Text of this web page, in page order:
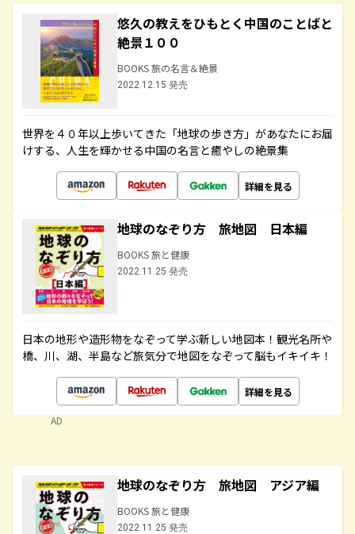
悠久の教えをひもとく中国のことばと
絶景１００
BOOKS 旅の名言＆絶景
2022.12.15 発売
世界を４０年以上歩いてきた「地球の歩き方」があなたにお届
けする、人生を輝かせる中国の名言と癒やしの絶景集
詳細を見る
地球のなぞり方 旅地図 日本編
BOOKS 旅と健康
2022.11.25 発売
日本の地形や造形物をなぞって学ぶ新しい地図本！観光名所や
橋、川、湖、半島など旅気分で地図をなぞって脳もイキイキ！
詳細を見る
AD
地球のなぞり方 旅地図 アジア編
BOOKS 旅と健康
2022.11.25 発売